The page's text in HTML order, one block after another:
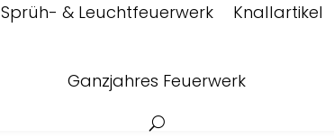
Sprüh- & Leuchtfeuerwerk Knallartikel
Ganzjahres Feuerwerk